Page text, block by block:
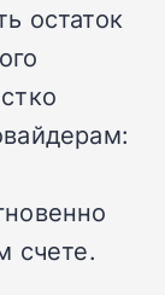
остаток
счете.